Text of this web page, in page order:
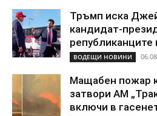
Тръмп иска
кандидат-
републиканците
ВОДЕЩИ НОВИНИ
Мащабен пожар
затвори АМ
включи в